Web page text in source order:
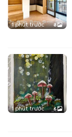
1 phút trước 8
1 phút trước 6